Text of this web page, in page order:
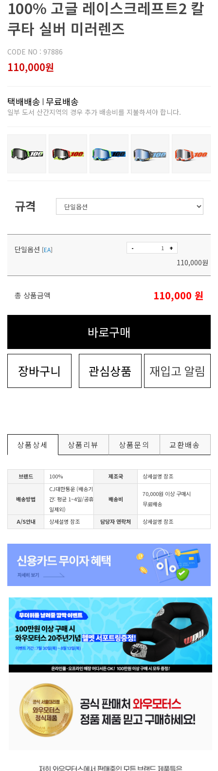
100% 고글 레이스크레프트2 칼
쿠타 실버 미러렌즈
CODE NO : 97886
110,000원
택배배송 무료배송
일부 도서 산간지역의 경우 추가 배송비를 지불하셔야 합니다.
규격
단일옵션 [EA] - +
110,000원
총 상품금액 110,000 원
바로구매
장바구니 관심상품 재입고 알림
상품상세 상품리뷰 상품문의 교환배송
브랜드 100% 제조국 상세설명 참조
배송방법
CJ대한통운 (배송기
간: 평균 1~4일/공휴
일제외)
배송비
70,000원 이상 구매시
무료배송
A/S안내 상세설명 참조 담당자 연락처 상세설명 참조